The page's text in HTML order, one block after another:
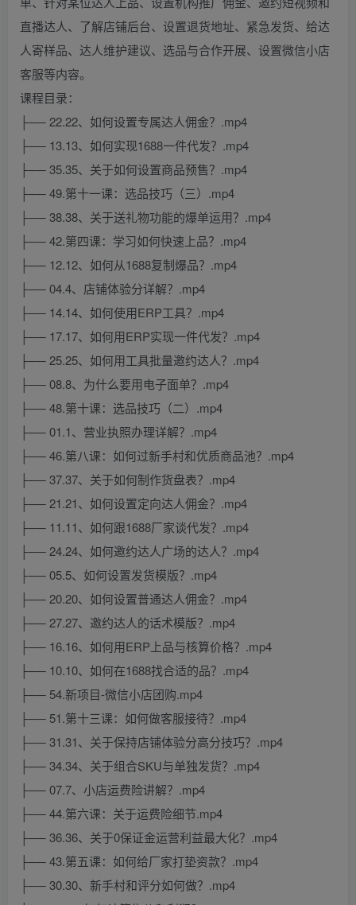
直播达人、了解店铺后台、设置退货地址、紧急发货、给达
人寄样品、达人维护建议、选品与合作开展、设置微信小店
客服等内容。
课程目录：
├── 22.22、如何设置专属达人佣金？.mp4
├── 13.13、如何实现1688一件代发？.mp4
├── 35.35、关于如何设置商品预售？.mp4
├── 49.第十一课：选品技巧（三）.mp4
├── 38.38、关于送礼物功能的爆单运用？.mp4
├── 42.第四课：学习如何快速上品？.mp4
├── 12.12、如何从1688复制爆品？.mp4
├── 04.4、店铺体验分详解？.mp4
├── 14.14、如何使用ERP工具？.mp4
├── 17.17、如何用ERP实现一件代发？.mp4
├── 25.25、如何用工具批量邀约达人？.mp4
├── 08.8、为什么要用电子面单？.mp4
├── 48.第十课：选品技巧（二）.mp4
├── 01.1、营业执照办理详解？.mp4
├── 46.第八课：如何过新手村和优质商品池？.mp4
├── 37.37、关于如何制作货盘表？.mp4
├── 21.21、如何设置定向达人佣金？.mp4
├── 11.11、如何跟1688厂家谈代发？.mp4
├── 24.24、如何邀约达人广场的达人？.mp4
├── 05.5、如何设置发货模版？.mp4
├── 20.20、如何设置普通达人佣金？.mp4
├── 27.27、邀约达人的话术模版？.mp4
├── 16.16、如何用ERP上品与核算价格？.mp4
├── 10.10、如何在1688找合适的品？.mp4
├── 54.新项目-微信小店团购.mp4
├── 51.第十三课：如何做客服接待？.mp4
├── 31.31、关于保持店铺体验分高分技巧？.mp4
├── 34.34、关于组合SKU与单独发货？.mp4
├── 07.7、小店运费险讲解？.mp4
├── 44.第六课：关于运费险细节.mp4
├── 36.36、关于0保证金运营利益最大化？.mp4
├── 43.第五课：如何给厂家打垫资款？.mp4
├── 30.30、新手村和评分如何做？.mp4